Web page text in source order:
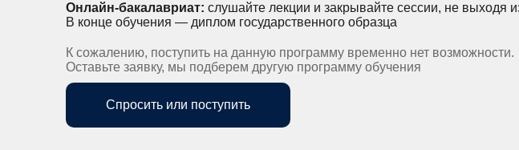
Онлайн-бакалавриат: слушайте лекции и закрывайте сессии, не выходя
В конце обучения — диплом государственного образца
К сожалению, поступить на данную программу временно нет возможности.
Оставьте заявку, мы подберем другую программу обучения
Спросить или поступить